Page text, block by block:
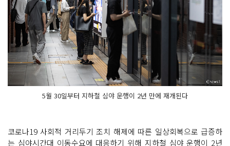
5월 30일부터 지하철 심야 운행이 2년 만에 재개된다
코로나19 사회적 거리두기 조치 해제에 따른 일상회복으로 급증하
는 심야시간대 이동수요에 대응하기 위해 지하철 심야 운행이 2년